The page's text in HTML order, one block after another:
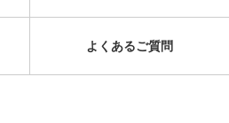
よくあるご質問